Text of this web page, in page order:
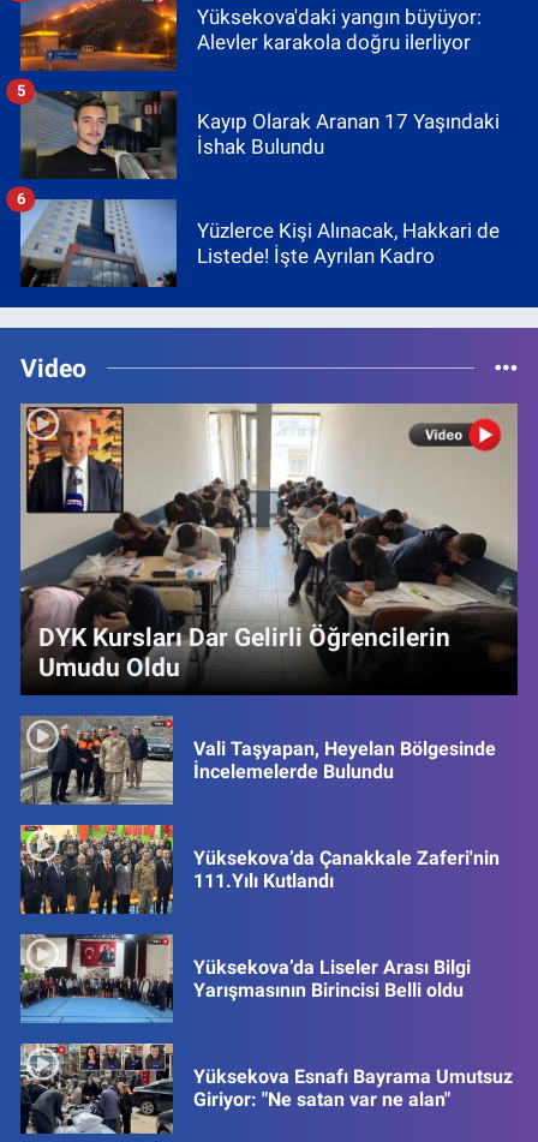
Yüksekova'daki yangın büyüyor:
Alevler karakola doğru ilerliyor
Kayıp Olarak Aranan 17 Yaşındaki
İshak Bulundu
5
Yüzlerce Kişi Alınacak, Hakkari de
Listede! İşte Ayrılan Kadro
6
Video
DYK Kursları Dar Gelirli Öğrencilerin
Umudu Oldu
Vali Taşyapan, Heyelan Bölgesinde
İncelemelerde Bulundu
Yüksekova’da Çanakkale Zaferi'nin
111.Yılı Kutlandı
Yüksekova’da Liseler Arası Bilgi
Yarışmasının Birincisi Belli oldu
Yüksekova Esnafı Bayrama Umutsuz
Giriyor: "Ne satan var ne alan"